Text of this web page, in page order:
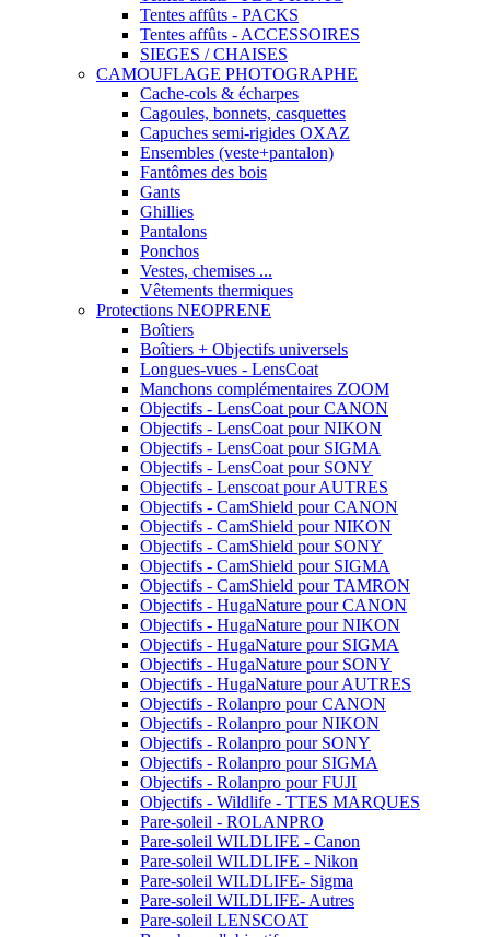
Tentes affûts - PACKS
Tentes affûts - ACCESSOIRES
SIEGES / CHAISES
CAMOUFLAGE PHOTOGRAPHE
Cache-cols & écharpes
Cagoules, bonnets, casquettes
Capuches semi-rigides OXAZ
Ensembles (veste+pantalon)
Fantômes des bois
Gants
Ghillies
Pantalons
Ponchos
Vestes, chemises ...
Vêtements thermiques
Protections NEOPRENE
Boîtiers
Boîtiers + Objectifs universels
Longues-vues - LensCoat
Manchons complémentaires ZOOM
Objectifs - LensCoat pour CANON
Objectifs - LensCoat pour NIKON
Objectifs - LensCoat pour SIGMA
Objectifs - LensCoat pour SONY
Objectifs - Lenscoat pour AUTRES
Objectifs - CamShield pour CANON
Objectifs - CamShield pour NIKON
Objectifs - CamShield pour SONY
Objectifs - CamShield pour SIGMA
Objectifs - CamShield pour TAMRON
Objectifs - HugaNature pour CANON
Objectifs - HugaNature pour NIKON
Objectifs - HugaNature pour SIGMA
Objectifs - HugaNature pour SONY
Objectifs - HugaNature pour AUTRES
Objectifs - Rolanpro pour CANON
Objectifs - Rolanpro pour NIKON
Objectifs - Rolanpro pour SONY
Objectifs - Rolanpro pour SIGMA
Objectifs - Rolanpro pour FUJI
Objectifs - Wildlife - TTES MARQUES
Pare-soleil - ROLANPRO
Pare-soleil WILDLIFE - Canon
Pare-soleil WILDLIFE - Nikon
Pare-soleil WILDLIFE- Sigma
Pare-soleil WILDLIFE- Autres
Pare-soleil LENSCOAT